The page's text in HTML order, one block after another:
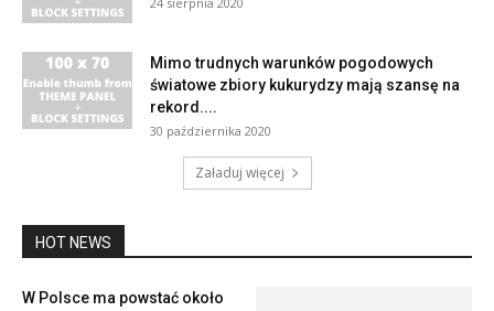
Mimo trudnych warunków pogodowych
światowe zbiory kukurydzy mają szansę na
rekord....
30 października 2020
Załaduj więcej
HOT NEWS
W Polsce ma powstać około